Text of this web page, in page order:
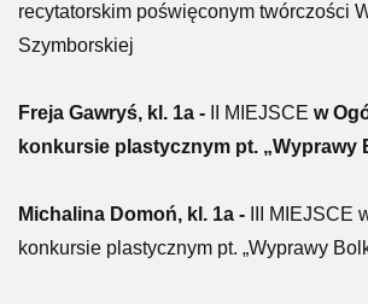
recytatorskim poświęconym twórczości
Szymborskiej
Freja Gawryś, kl. 1a - II MIEJSCE w
konkursie plastycznym pt. „Wyprawy
Michalina Domoń, kl. 1a -
III MIEJSCE
konkursie plastycznym pt. „Wyprawy